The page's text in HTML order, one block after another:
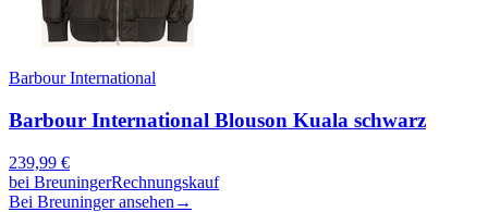
Barbour International
Barbour International Blouson Kuala schwarz
239,99 €
bei BreuningerRechnungskauf
Bei Breuninger ansehen →